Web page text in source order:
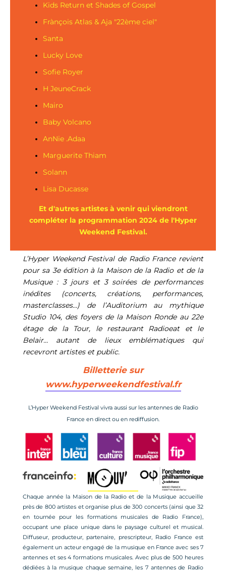
Kids Return et Shades of Gospel
Frànçois Atlas & Aja "22ème ciel"
Santa
Lucky Love
Sofie Royer
H JeuneCrack
Mairo
Baby Volcano
AnNie .Adaa
Marguerite Thiam
Solann
Lisa Ducasse
Et d'autres artistes à venir qui viendront
compléter la programmation 2024 de l'Hyper
Weekend Festival.
L’Hyper Weekend Festival de Radio France revient
pour sa 3e édition à la Maison de la Radio et de la
Musique : 3 jours et 3 soirées de performances
inédites (concerts, créations, performances,
masterclasses...) de l’Auditorium au mythique
Studio 104, des foyers de la Maison Rondeau 22e
étage de la Tour, le restaurant
Radioeat
et le
Belair… autant de lieux emblématiques qui
recevront artistes et public.
Billetterie sur
www.hyperweekendfestival.fr
L’Hyper Weekend Festival vivra aussi sur les antennes de Radio
France en direct ou en rediffusion.
Chaque année la Maison de la Radio et de la Musique accueille
près de 800 artistes et organise plus de 300 concerts (ainsi que 32
en tournée pour les formations musicales de Radio France),
occupant une place unique dans le paysage culturel et musical.
Diffuseur, producteur, partenaire, prescripteur, Radio France est
également un acteur engagé de la musique en France avec ses 7
antennes et ses 4 formations musicales. Avec plus de 500 heures
dédiées à la musique chaque semaine, les 7 antennes de Radio